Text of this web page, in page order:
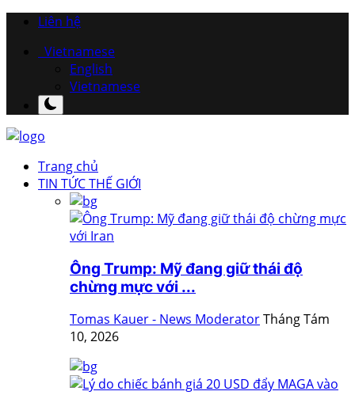
Liên hệ
Vietnamese
English
Vietnamese
Trang chủ
TIN TỨC THẾ GIỚI
Ông Trump: Mỹ đang giữ thái độ
chừng mực với ...
Tomas Kauer - News ModeratorTháng Tám
10, 2026